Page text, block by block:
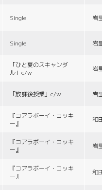
Single 岩
Single 岩
「ひと夏のスキャンダ
ル」c/w
岩
「放課後授業」c/w 岩
『コアラボーイ・コッキ
ー』
和
『コアラボーイ・コッキ
ー』
岩
『コアラボーイ・コッキ
ー』
和